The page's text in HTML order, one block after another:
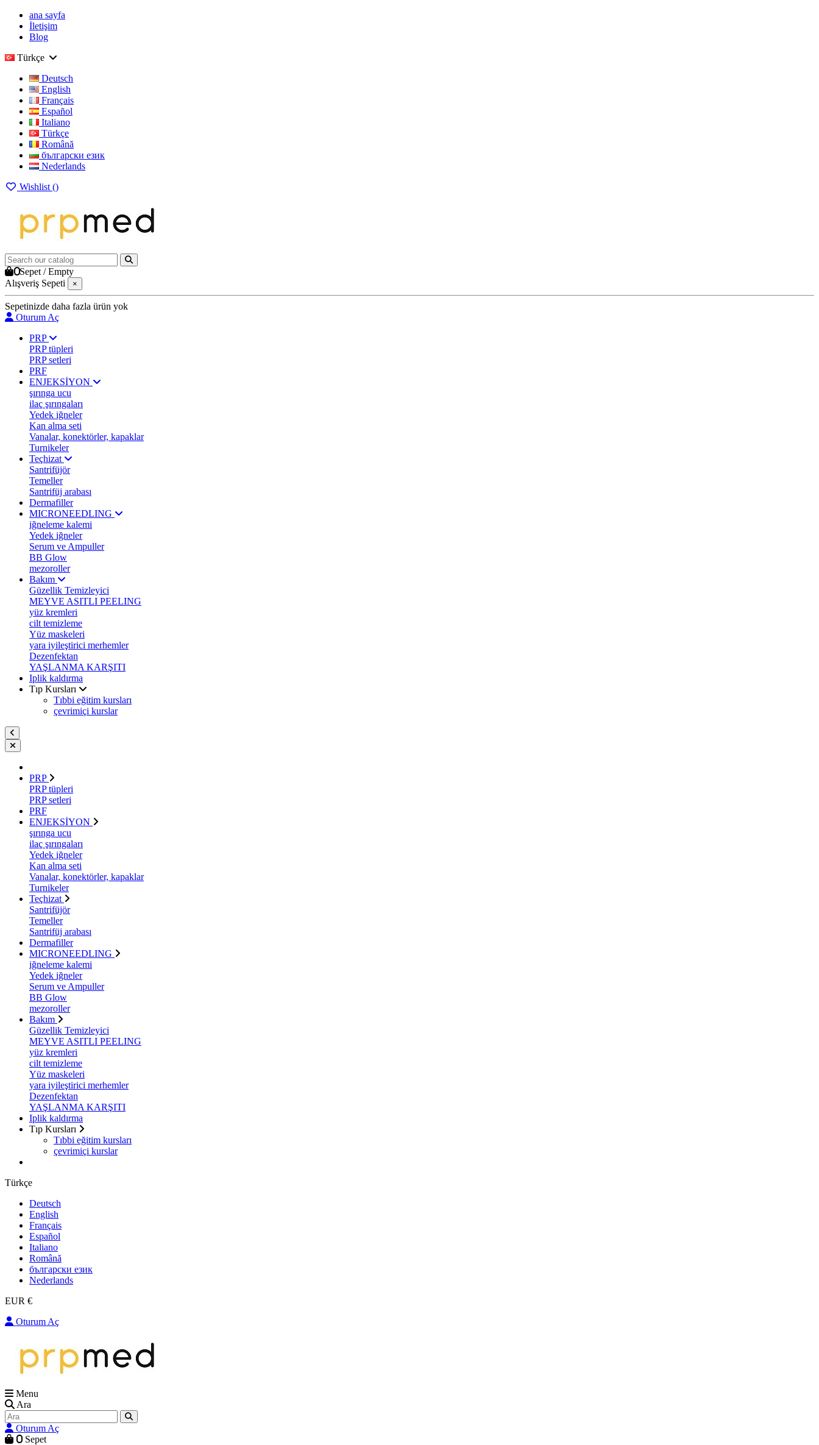
ana sayfa
İletişim
Blog
Türkçe
Deutsch
English
Français
Español
Italiano
Türkçe
Română
български език
Nederlands
Wishlist ()
0Sepet /Empty
Alışveriş Sepeti
×
Sepetinizde daha fazla ürün yok
Oturum Aç
PRP
PRP tüpleri
PRP setleri
PRF
ENJEKSİYON
şırınga ucu
ilaç şırıngaları
Yedek iğneler
Kan alma seti
Vanalar, konektörler, kapaklar
Turnikeler
Teçhizat
Santrifüjör
Temeller
Santrifüj arabası
Dermafiller
MICRONEEDLING
iğneleme kalemi
Yedek iğneler
Serum ve Ampuller
BB Glow
mezoroller
Bakım
Güzellik Temizleyici
MEYVE ASITLI PEELING
yüz kremleri
cilt temizleme
Yüz maskeleri
yara iyileştirici merhemler
Dezenfektan
YAŞLANMA KARŞITI
Iplik kaldırma
Tıp Kursları
Tıbbi eğitim kursları
çevrimiçi kurslar
PRP
PRP tüpleri
PRP setleri
PRF
ENJEKSİYON
şırınga ucu
ilaç şırıngaları
Yedek iğneler
Kan alma seti
Vanalar, konektörler, kapaklar
Turnikeler
Teçhizat
Santrifüjör
Temeller
Santrifüj arabası
Dermafiller
MICRONEEDLING
iğneleme kalemi
Yedek iğneler
Serum ve Ampuller
BB Glow
mezoroller
Bakım
Güzellik Temizleyici
MEYVE ASITLI PEELING
yüz kremleri
cilt temizleme
Yüz maskeleri
yara iyileştirici merhemler
Dezenfektan
YAŞLANMA KARŞITI
Iplik kaldırma
Tıp Kursları
Tıbbi eğitim kursları
çevrimiçi kurslar
Türkçe
Deutsch
English
Français
Español
Italiano
Română
български език
Nederlands
EUR €
Oturum Aç
Menu
Ara
Oturum Aç
0 Sepet